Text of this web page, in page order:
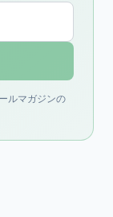
ルマガジンの